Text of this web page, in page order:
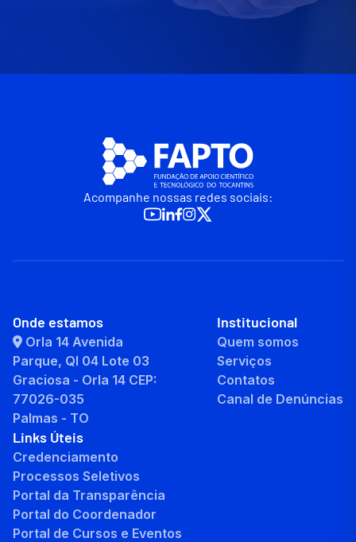
Acompanhe nossas redes sociais:
Onde estamos
Orla 14 Avenida
Parque, QI 04 Lote 03
Graciosa - Orla 14 CEP:
77026-035
Palmas - TO
Institucional
Quem somos
Serviços
Contatos
Canal de Denúncias
Links Úteis
Credenciamento
Processos Seletivos
Portal da Transparência
Portal do Coordenador
Portal de Cursos e Eventos